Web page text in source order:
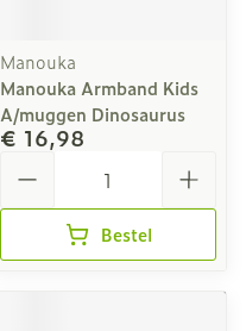
Manouka
Manouka Armband Kids
A/muggen Dinosaurus
€ 16,98
Bestel